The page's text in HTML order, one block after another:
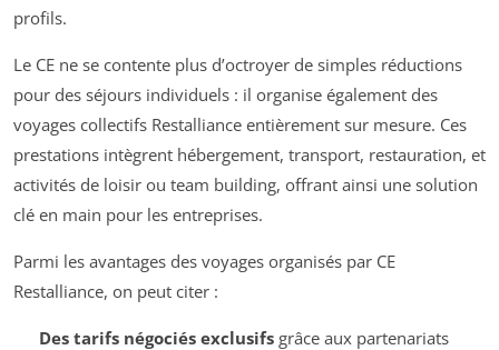
profils.
Le CE ne se contente plus d’octroyer de simples réductions
pour des séjours individuels : il organise également des
voyages collectifs Restalliance entièrement sur mesure. Ces
prestations intègrent hébergement, transport, restauration, et
activités de loisir ou team building, offrant ainsi une solution
clé en main pour les entreprises.
Parmi les avantages des voyages organisés par CE
Restalliance, on peut citer :
Des tarifs négociés exclusifsgrâce aux partenariats